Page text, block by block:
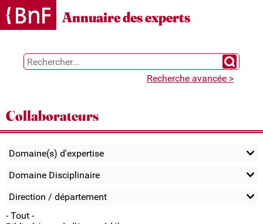
Gestion des cookies
Annuaire des experts
Chercher
Recherche avancée >
Collaborateurs
Domaine(s) d'expertise
Domaine Disciplinaire
Direction / département
- Tout -